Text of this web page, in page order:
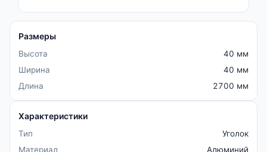
Размеры
Высота
40 мм
Ширина
40 мм
Длина
2700 мм
Характеристики
Тип
Уголок
Материал
Алюминий